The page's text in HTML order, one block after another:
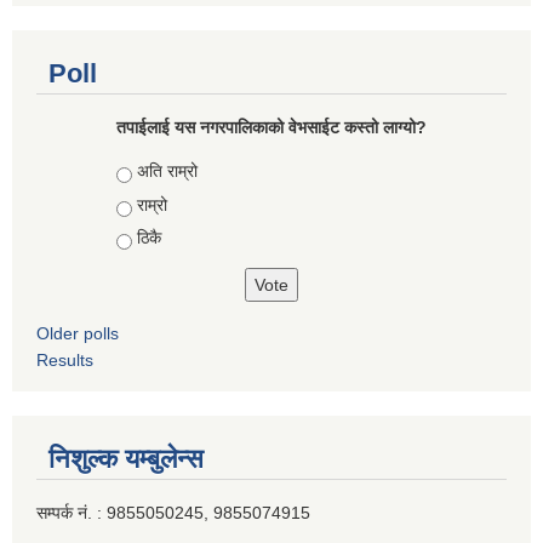
Poll
तपाईलाई यस नगरपालिकाको वेभसाईट कस्तो लाग्यो?
Choices
अति राम्रो
राम्रो
ठिकै
Older polls
Results
निशुल्क यम्बुलेन्स
सम्पर्क नं. : 9855050245, 9855074915